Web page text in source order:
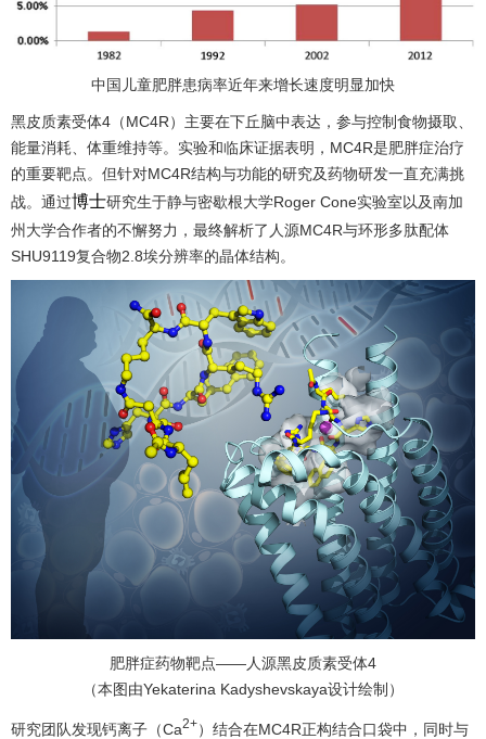
中国儿童肥胖患病率近年来增长速度明显加快
黑皮质素受体4（MC4R）主要在下丘脑中表达，参与控制食物摄取、
能量消耗、体重维持等。实验和临床证据表明，MC4R是肥胖症治疗
的重要靶点。但针对MC4R结构与功能的研究及药物研发一直充满挑
战。通过博士研究生于静与密歇根大学Roger Cone实验室以及南加
州大学合作者的不懈努力，最终解析了人源MC4R与环形多肽配体
SHU9119复合物2.8埃分辨率的晶体结构。
肥胖症药物靶点——人源黑皮质素受体4
（本图由Yekaterina Kadyshevskaya设计绘制）
研究团队发现钙离子（Ca2+）结合在MC4R正构结合口袋中，同时与